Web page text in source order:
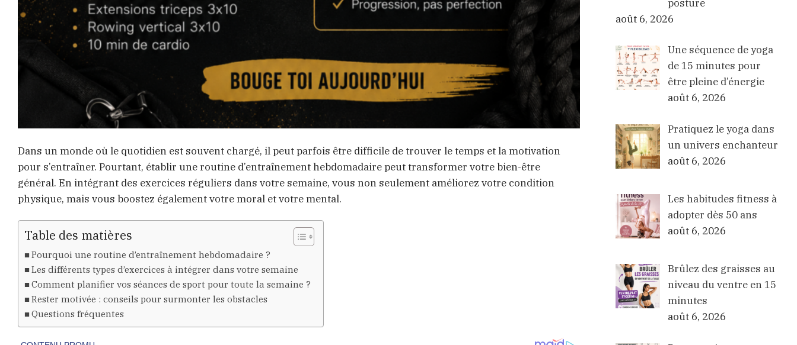
Dans un monde où le quotidien est souvent chargé, il peut parfois être difficile de trouver le temps et la motivation
pour s’entraîner. Pourtant, établir une routine d’entraînement hebdomadaire peut transformer votre bien-être
général. En intégrant des exercices réguliers dans votre semaine, vous non seulement améliorez votre condition
physique, mais vous boostez également votre moral et votre mental.
Table des matières
Pourquoi une routine d’entraînement hebdomadaire ?
Les différents types d’exercices à intégrer dans votre semaine
Comment planifier vos séances de sport pour toute la semaine ?
Rester motivée : conseils pour surmonter les obstacles
Questions fréquentes
posture
août 6, 2026
Une séquence de yoga
de 15 minutes pour
être pleine d’énergie
août 6, 2026
Pratiquez le yoga dans
un univers enchanteur
août 6, 2026
Les habitudes fitness à
adopter dès 50 ans
août 6, 2026
Brûlez des graisses au
niveau du ventre en 15
minutes
août 6, 2026